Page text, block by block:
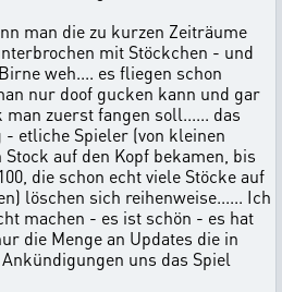
man die zu kurzen Zeiträume
mit Stöckchen - und
weh.... es fliegen schon
nur doof gucken kann und gar
zuerst fangen soll...... das
etliche Spieler (von kleinen
auf den Kopf bekamen, bis
die schon echt viele Stöcke auf
löschen sich reihenweise...... Ich
machen - es ist schön - es hat
die Menge an Updates die in
uns das Spiel